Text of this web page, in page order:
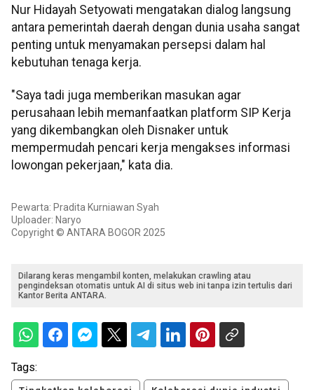
Nur Hidayah Setyowati mengatakan dialog langsung
antara pemerintah daerah dengan dunia usaha sangat
penting untuk menyamakan persepsi dalam hal
kebutuhan tenaga kerja.
"Saya tadi juga memberikan masukan agar
perusahaan lebih memanfaatkan platform SIP Kerja
yang dikembangkan oleh Disnaker untuk
mempermudah pencari kerja mengakses informasi
lowongan pekerjaan," kata dia.
Pewarta: Pradita Kurniawan Syah
Uploader: Naryo
Copyright © ANTARA BOGOR 2025
Dilarang keras mengambil konten, melakukan crawling atau
pengindeksan otomatis untuk AI di situs web ini tanpa izin tertulis dari
Kantor Berita ANTARA.
Tags: